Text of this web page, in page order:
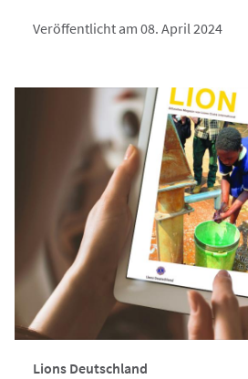
Veröffentlicht am 08. April 2024
Lions Deutschland